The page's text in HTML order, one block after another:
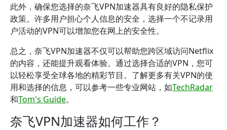
此外，确保您选择的奈飞VPN加速器具有良好的隐私保护
政策。许多用户担心个人信息的安全，选择一个不记录用
户活动的VPN可以增加您在网上的安全性。
总之，奈飞VPN加速器不仅可以帮助您跨区域访问Netflix
的内容，还能提升观看体验。通过选择合适的VPN，您可
以轻松享受全球各地的精彩节目。了解更多有关VPN的使
用和选择的信息，可以参考一些专业网站，如TechRadar
和Tom's Guide。
奈飞VPN加速器如何工作？